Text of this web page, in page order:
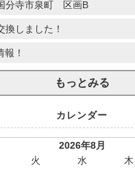
分寺市泉町 区画B
換しました！
報！
もっとみる
カレンダー
2026年8月
火 水 木